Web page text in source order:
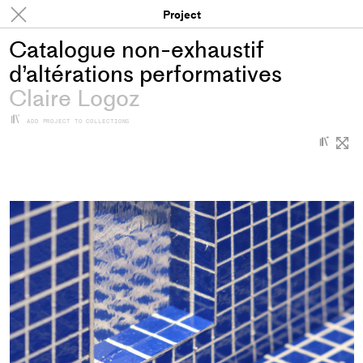
Project
Catalogue non-exhaustif
d’altérations performatives
Claire Logoz
+
ADD PROJECT TO COLLECTIONS
+
Add
to